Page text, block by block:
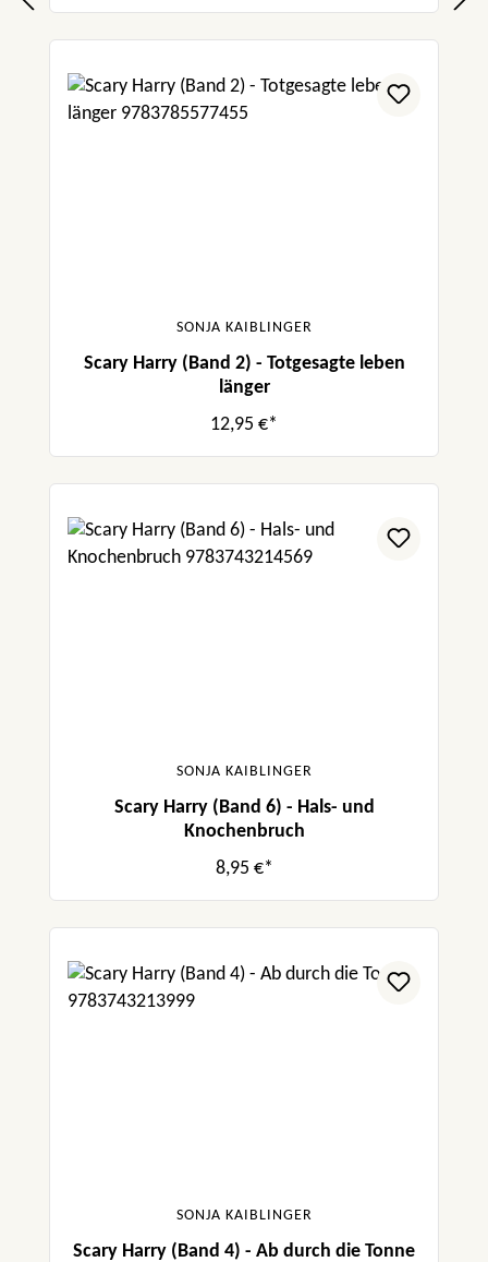
SONJA KAIBLINGER
Scary Harry (Band 2) - Totgesagte leben
länger
12,95 €*
SONJA KAIBLINGER
Scary Harry (Band 6) - Hals- und
Knochenbruch
8,95 €*
SONJA KAIBLINGER
Scary Harry (Band 4) - Ab durch die Tonne